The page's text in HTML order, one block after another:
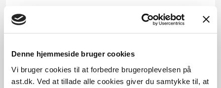
Denne hjemmeside bruger cookies
Vi bruger cookies til at forbedre brugeroplevelsen på
ast.dk. Ved at tillade alle cookies giver du samtykke til, at
Offentliggørelsesdato
12.07.2013
Paragraf
§ 61 § 17